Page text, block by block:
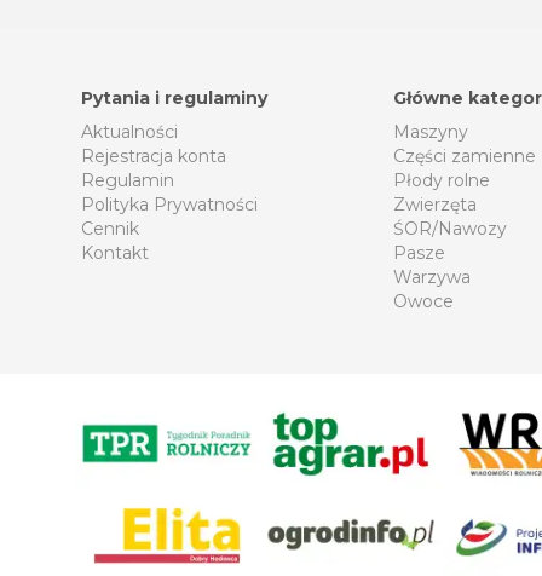
Pytania i regulaminy
Aktualności
Rejestracja konta
Regulamin
Polityka Prywatności
Cennik
Kontakt
Główne
Maszyny
Części zamienne
Płody rolne
Zwierzęta
ŚOR/Nawozy
Pasze
Warzywa
Owoce